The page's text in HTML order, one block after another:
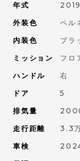
IMPORT CAR
輸入車
PIKE CAR
パイクカー
年式
外装色
内装色
ミッション
ハンドル
ドア
排気量
走行距離
車検
ペル
ブラ
フロ
右
5
3.3